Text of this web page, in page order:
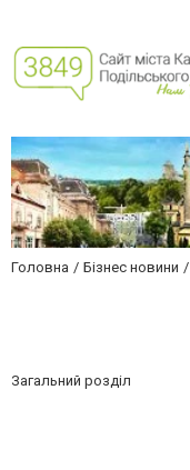
Головна Бізнес новини
Загальний розділ